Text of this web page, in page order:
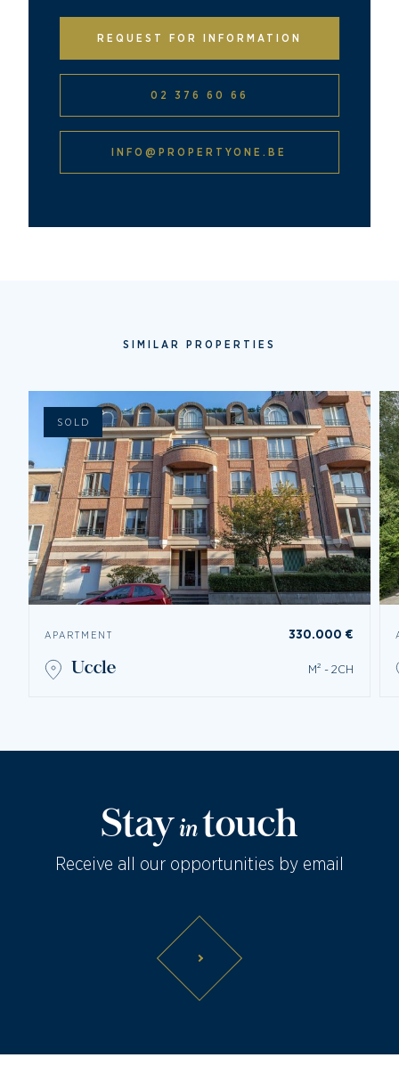
REQUEST FOR INFORMATION
02 376 60 66
INFO@PROPERTYONE.BE
SIMILAR PROPERTIES
SOLD
APARTMENT 330.000 €
uccle M² - 2CH
Stayin touch
Receive all our opportunities by email